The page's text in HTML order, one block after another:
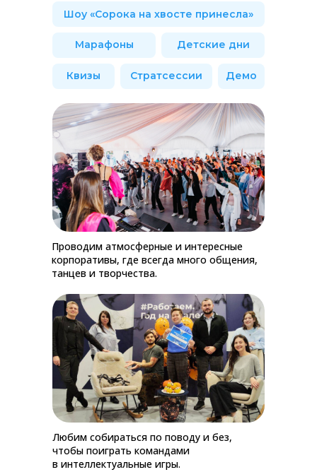
Квизы
Марафоны Детские дни
Шоу «Сорока на хвосте принесла»
Стратсессии Демо
Проводим атмосферные и интересные
корпоративы, где всегда много общения,
танцев и творчества.
Любим собираться по поводу и без,
чтобы поиграть командами
в интеллектуальные игры.